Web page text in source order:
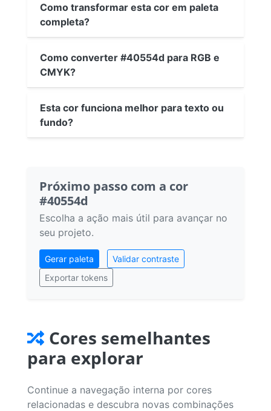
Como transformar esta cor em paleta
completa?
Como converter #40554d para RGB e
CMYK?
Esta cor funciona melhor para texto ou
fundo?
Próximo passo com a cor
#40554d
Escolha a ação mais útil para avançar no
seu projeto.
Gerar paleta
Validar contraste
Exportar tokens
Cores semelhantes
para explorar
Continue a navegação interna por cores
relacionadas e descubra novas combinações